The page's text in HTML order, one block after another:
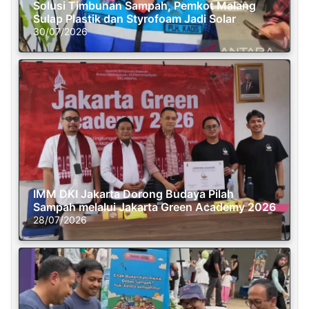
Solusi Timbunan Sampah, Pemkot Malang
Sulap Plastik dan Styrofoam Jadi Solar
30/07/2026
IMM DKI Jakarta Dorong Budaya Pilah
Sampah melalui Jakarta Green Academy 2026
28/07/2026